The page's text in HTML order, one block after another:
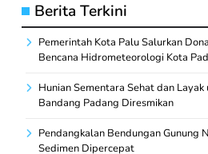
Berita Terkini
Pemerintah Kota Palu Salurkan
Bencana Hidrometeorologi Kota
Hunian Sementara Sehat dan
Bandang Padang Diresmikan
Pendangkalan Bendungan Gunung
Sedimen Dipercepat